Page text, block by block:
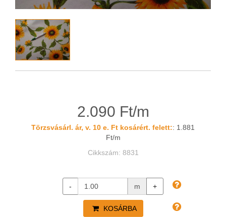
2.090 Ft/m
Törzsvásárl. ár, v. 10 e. Ft kosárért. felett:: 1.881
Ft/m
Cikkszám: 8831
- m +
KOSÁRBA